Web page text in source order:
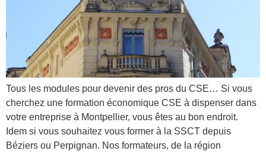
Tous les modules pour devenir des pros du CSE… Si vous
cherchez une formation économique CSE à dispenser dans
votre entreprise à Montpellier, vous êtes au bon endroit.
Idem si vous souhaitez vous former à la SSCT depuis
Béziers ou Perpignan. Nos formateurs, de la région